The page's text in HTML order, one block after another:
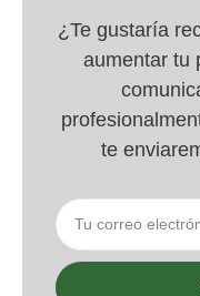
¿Te gustaría
aumentar tu
te